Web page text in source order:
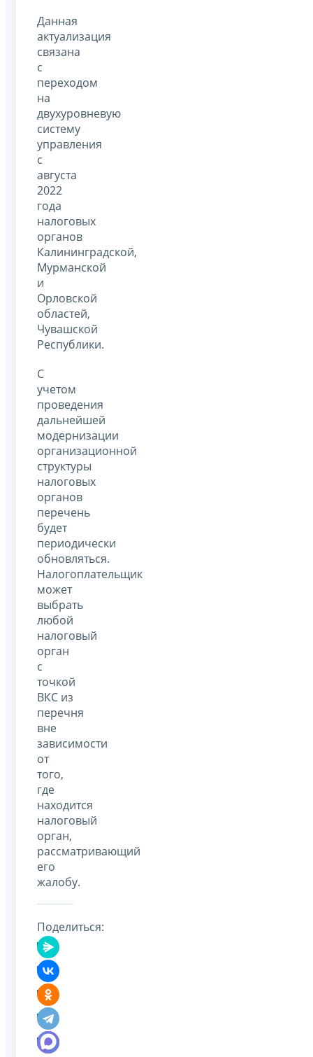
Данная
актуализация
связана
с
переходом
на
двухуровневую
систему
управления
с
августа
2022
года
налоговых
органов
Калининградской,
Мурманской
и
Орловской
областей,
Чувашской
Республики.
С
учетом
проведения
дальнейшей
модернизации
организационной
структуры
налоговых
органов
перечень
будет
периодически
обновляться.
Налогоплательщик
может
выбрать
любой
налоговый
орган
с
точкой
ВКС из
перечня
вне
зависимости
от
того,
где
находится
налоговый
орган,
рассматривающий
его
жалобу.
Поделиться: